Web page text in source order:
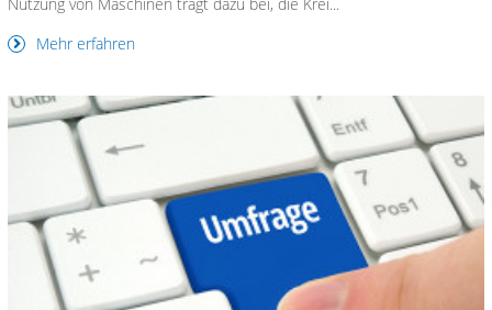
Mehr erfahren